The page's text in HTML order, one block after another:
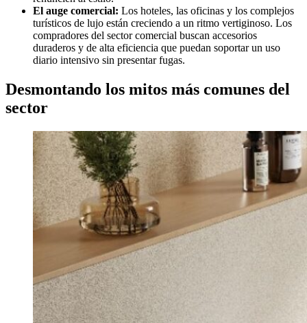
El auge comercial: Los hoteles, las oficinas y los complejos
turísticos de lujo están creciendo a un ritmo vertiginoso. Los
compradores del sector comercial buscan accesorios
duraderos y de alta eficiencia que puedan soportar un uso
diario intensivo sin presentar fugas.
Desmontando los mitos más comunes del
sector